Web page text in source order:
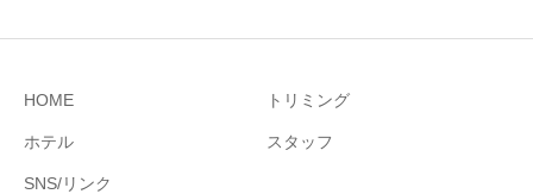
HOME トリミング
ホテル スタッフ
SNS/リンク